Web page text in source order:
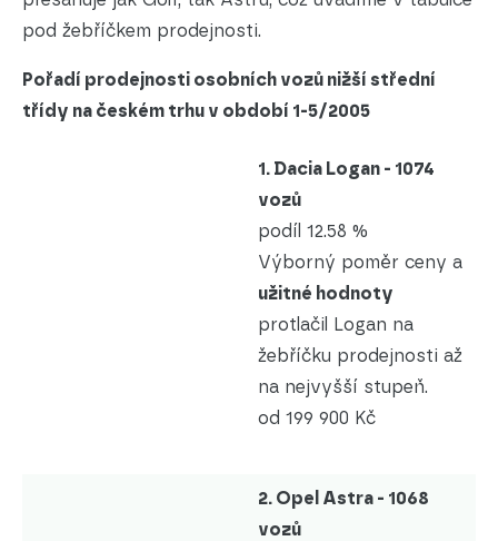
pod žebříčkem prodejnosti.
Pořadí prodejnosti osobních vozů nižší střední
třídy na českém trhu v období 1-5/2005
1. Dacia Logan - 1074
vozů
podíl 12.58 %
Výborný poměr ceny a
užitné hodnoty
protlačil Logan na
žebříčku prodejnosti až
na nejvyšší stupeň.
od 199 900 Kč
2. Opel Astra - 1068
vozů